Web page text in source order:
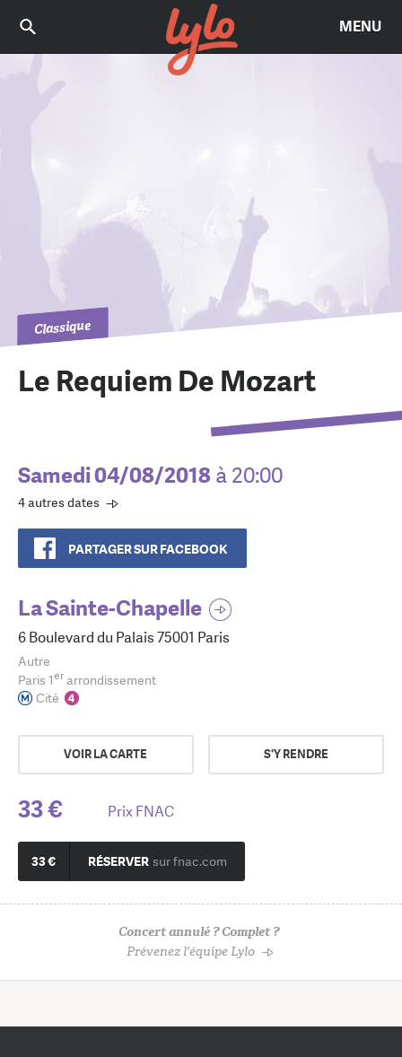
MENU
Classique
Le Requiem De Mozart
Samedi 04/08/2018 à 20:00
4 autres dates
PARTAGER SUR FACEBOOK
La Sainte-Chapelle
6 Boulevard du Palais 75001 Paris
Autre
Paris 1erarrondissement
Cité
VOIR LA CARTE S'Y RENDRE
33 € Prix FNAC
33 € RÉSERVER sur fnac.com
Concert annulé ? Complet ?
Prévenez l'équipe Lylo